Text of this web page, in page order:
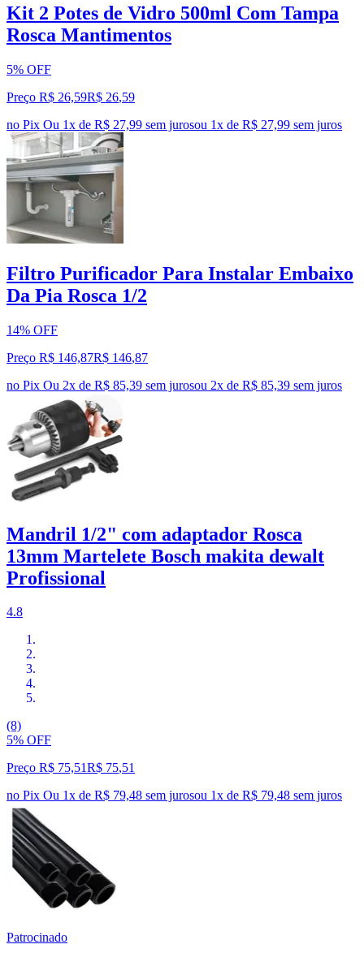
Kit 2 Potes de Vidro 500ml Com Tampa
Rosca Mantimentos
5% OFF
Preço R$ 26,59R$ 26,59
no Pix Ou 1x de R$ 27,99 sem jurosou 1x de R$ 27,99 sem juros
Filtro Purificador Para Instalar Embaixo
Da Pia Rosca 1/2
14% OFF
Preço R$ 146,87R$ 146,87
no Pix Ou 2x de R$ 85,39 sem jurosou 2x de R$ 85,39 sem juros
Mandril 1/2" com adaptador Rosca
13mm Martelete Bosch makita dewalt
Profissional
4.8
(8)
5% OFF
Preço R$ 75,51R$ 75,51
no Pix Ou 1x de R$ 79,48 sem jurosou 1x de R$ 79,48 sem juros
Patrocinado